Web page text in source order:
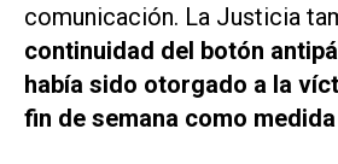
comunicación. La Justicia
continuidad del botón
había sido otorgado a la
fin de semana como